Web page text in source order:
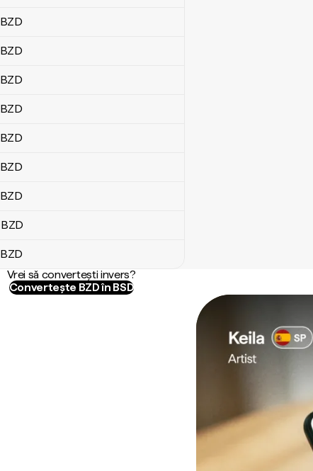
BZD
BZD
BZD
BZD
BZD
BZD
BZD
BZD
BZD
Vrei să convertești invers?
Convertește BZD în BSD